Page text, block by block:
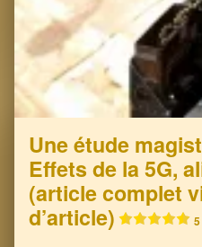
Une étude
Effets de la 5G,
(article complet
d’article)